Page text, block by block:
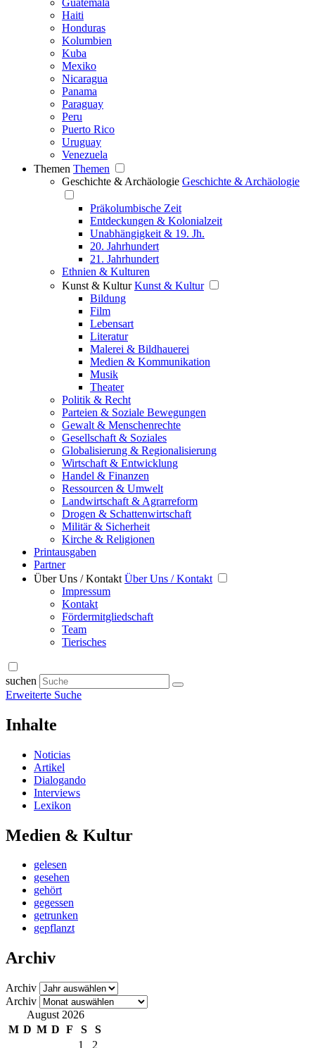
Haiti
Honduras
Kolumbien
Kuba
Mexiko
Nicaragua
Panama
Paraguay
Peru
Puerto Rico
Uruguay
Venezuela
Themen Themen
Geschichte & Archäologie Geschichte & Archäologie
Präkolumbische Zeit
Entdeckungen & Kolonialzeit
Unabhängigkeit & 19. Jh.
20. Jahrhundert
21. Jahrhundert
Ethnien & Kulturen
Kunst & Kultur Kunst & Kultur
Bildung
Film
Lebensart
Literatur
Malerei & Bildhauerei
Medien & Kommunikation
Musik
Theater
Politik & Recht
Parteien & Soziale Bewegungen
Gewalt & Menschenrechte
Gesellschaft & Soziales
Globalisierung & Regionalisierung
Wirtschaft & Entwicklung
Handel & Finanzen
Ressourcen & Umwelt
Landwirtschaft & Agrarreform
Drogen & Schattenwirtschaft
Militär & Sicherheit
Kirche & Religionen
Printausgaben
Partner
Über Uns / Kontakt Über Uns / Kontakt
Impressum
Kontakt
Fördermitgliedschaft
Team
Tierisches
suchen
Erweiterte Suche
Inhalte
Noticias
Artikel
Dialogando
Interviews
Lexikon
Medien & Kultur
gelesen
gesehen
gehört
gegessen
getrunken
gepflanzt
Archiv
Archiv
Archiv
August 2026
M D M D F S
S
1
2